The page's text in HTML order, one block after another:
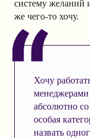
систему желаний
же чего-то хочу.
Хочу
абсолютно
особая
назвать